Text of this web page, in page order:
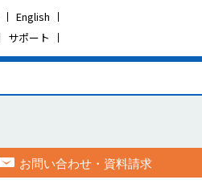
English
サポート
お問い合わせ・資料請求